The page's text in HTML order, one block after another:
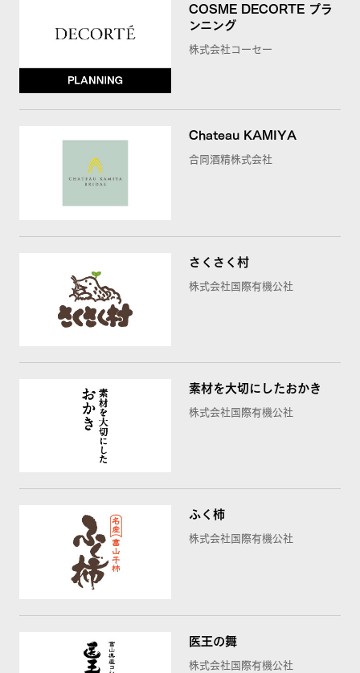
COSME DECORTE プラ
ンニング
株式会社コーセー
Chateau KAMIYA
合同酒精株式会社
さくさく村
株式会社国際有機公社
素材を大切にしたおかき
株式会社国際有機公社
ふく柿
株式会社国際有機公社
医王の舞
株式会社国際有機公社